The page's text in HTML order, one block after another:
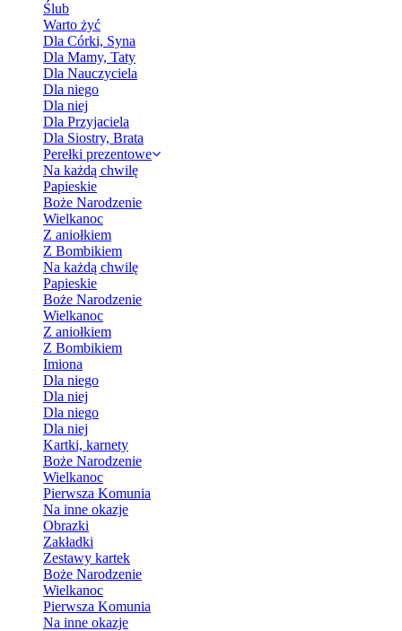
Ślub
Warto żyć
Dla Córki, Syna
Dla Mamy, Taty
Dla Nauczyciela
Dla niego
Dla niej
Dla Przyjaciela
Dla Siostry, Brata
Perełki prezentowe
Na każdą chwilę
Papieskie
Boże Narodzenie
Wielkanoc
Z aniołkiem
Z Bombikiem
Na każdą chwilę
Papieskie
Boże Narodzenie
Wielkanoc
Z aniołkiem
Z Bombikiem
Imiona
Dla niego
Dla niej
Dla niego
Dla niej
Kartki, karnety
Boże Narodzenie
Wielkanoc
Pierwsza Komunia
Na inne okazje
Obrazki
Zakładki
Zestawy kartek
Boże Narodzenie
Wielkanoc
Pierwsza Komunia
Na inne okazje